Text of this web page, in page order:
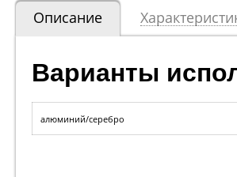
Описание
Варианты
алюминий/серебро